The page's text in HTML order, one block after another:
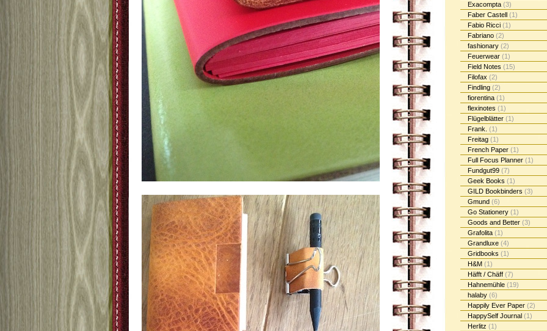
Exacompta (3)
Faber Castell (1)
Fabio Ricci (1)
Fabriano (2)
fashionary (2)
Feuerwear (1)
Field Notes (15)
Filofax (2)
Findling (2)
fiorentina (1)
flexinotes (1)
Flügelblätter (1)
Frank. (1)
Freitag (1)
French Paper (1)
Full Focus Planner (1)
Fundgut99 (7)
Geek Books (1)
GILD Bookbinders (3)
Gmund (6)
Go Stationery (1)
Goods and Better (3)
Grafolita (1)
Grandluxe (4)
Gridbooks (1)
H&M (1)
Häfft / Chäff (7)
Hahnemühle (19)
halaby (6)
Happily Ever Paper (2)
HappySelf Journal (1)
Herlitz (1)